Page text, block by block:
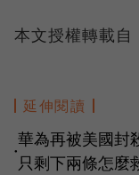
本文授權轉載自
延伸閱讀
●
華為再被美國封
只剩下兩條怎麼